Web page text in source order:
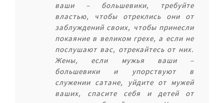
ваши – большевики, требуйте
властью, чтобы отреклись они от
заблуждений своих, чтобы принесли
покаяние в великом грехе, а если не
послушают вас, отрекайтесь от них.
Жены, если мужья ваши –
большевики и упорствуют в
служении сатане, уйдите от мужей
ваших, спасите себя и детей от